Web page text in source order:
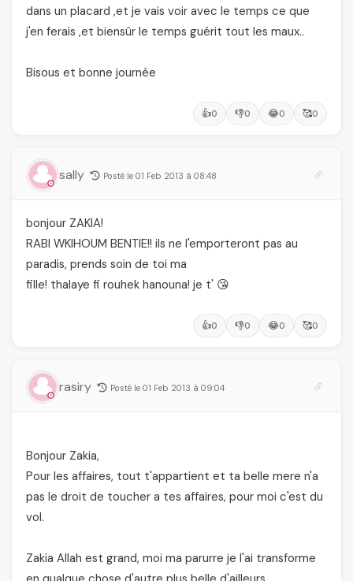
dans un placard ,et je vais voir avec le temps ce que
j'en ferais ,et biensûr le temps guérit tout les maux..
Bisous et bonne journée
👍0 👎0 😂0 🥰0
sally Posté le 01 Feb 2013 à 08:48
bonjour ZAKIA!
RABI WKIHOUM BENTIE!! ils ne l'emporteront pas au
paradis, prends soin de toi ma
fille! thalaye fi rouhek hanouna! je t' 😘
👍0 👎0 😂0 🥰0
rasiry Posté le 01 Feb 2013 à 09:04
Bonjour Zakia,
Pour les affaires, tout t'appartient et ta belle mere n'a
pas le droit de toucher a tes affaires, pour moi c'est du
vol.
Zakia Allah est grand, moi ma parurre je l'ai transforme